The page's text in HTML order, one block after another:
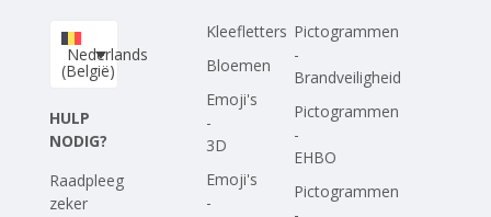
Upload je eigen ontwerp
Corona Covid-19
Nederlands
(België)
HULP
NODIG?
Raadpleeg
zeker
Kleefletters
Bloemen
Emoji's
-
3D
Emoji's
-
Pictogrammen
-
Brandveiligheid
Pictogrammen
-
EHBO
Pictogrammen